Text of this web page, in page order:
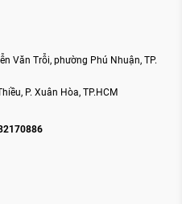
Văn Trỗi, phường Phú Nhuận, TP.
P. Xuân Hòa, TP.HCM